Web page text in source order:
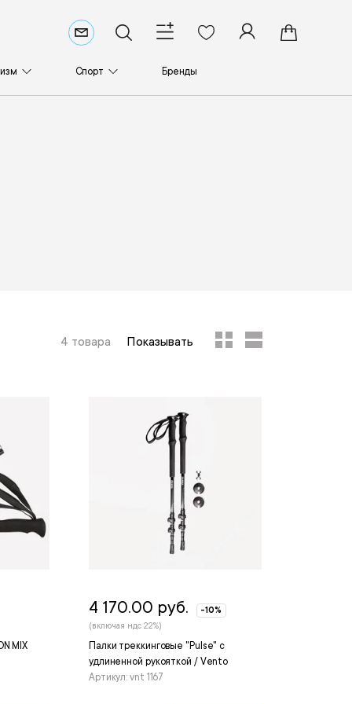
Спорт Бренды
4 товара Показывать
MIX
Палки треккинговые "Pulse" с
удлиненной рукояткой / Vento
Артикул: vnt 1167
4 170.00 руб.
-10%
(включая ндс 22%)